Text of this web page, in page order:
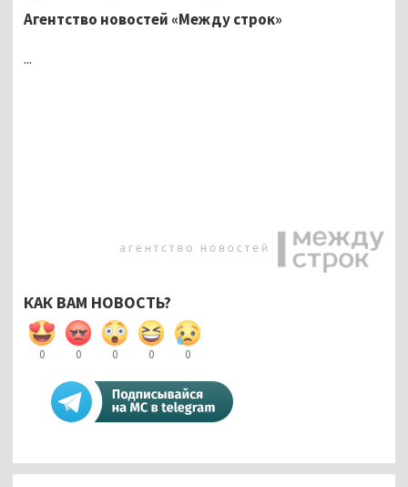
Агентство новостей «Между строк»
...
КАК ВАМ НОВОСТЬ?
0 0 0 0 0